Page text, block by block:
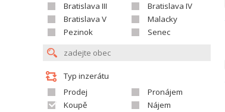
Bratislava III
Bratislava IV
Bratislava V
Malacky
Pezinok
Senec
Typ inzerátu
Prodej
Pronájem
Koupě
Nájem